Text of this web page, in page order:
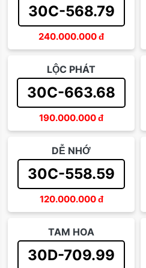
30C-568.79
240.000.000đ
LỘC PHÁT
30C-663.68
190.000.000đ
DỄ NHỚ
30C-558.59
120.000.000đ
TAM HOA
30D-709.99